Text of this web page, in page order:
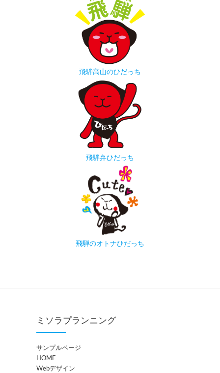
飛騨高山のひだっち
飛騨弁ひだっち
飛騨のオトナひだっち
ミソラプランニング
サンプルページ
HOME
Webデザイン